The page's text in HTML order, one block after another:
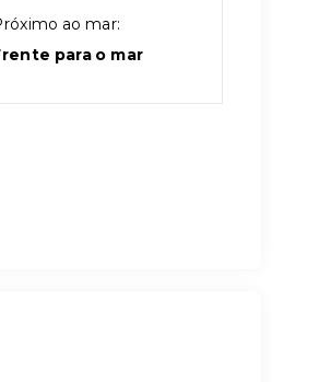
ao mar:
para o mar